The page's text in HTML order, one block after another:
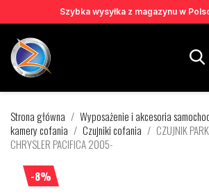
Szybka wysyłka z magazynu w
Strona główna Wyposażenie i akcesoria
kamery cofania
Czujniki cofania
CZUJNIK
CHRYSLER PACIFICA 2005-
-8%